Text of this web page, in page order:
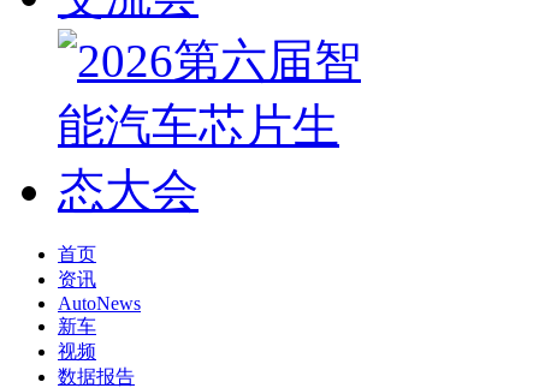
首页
资讯
AutoNews
新车
视频
数据报告